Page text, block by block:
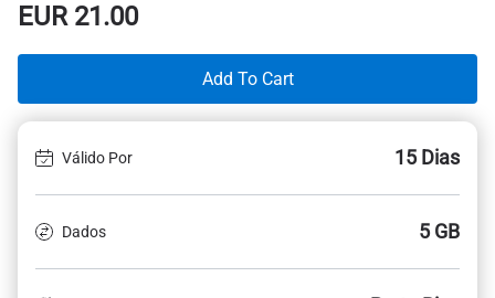
EUR21.00
Add To Cart
Válido Por 15 Dias
Dados 5 GB